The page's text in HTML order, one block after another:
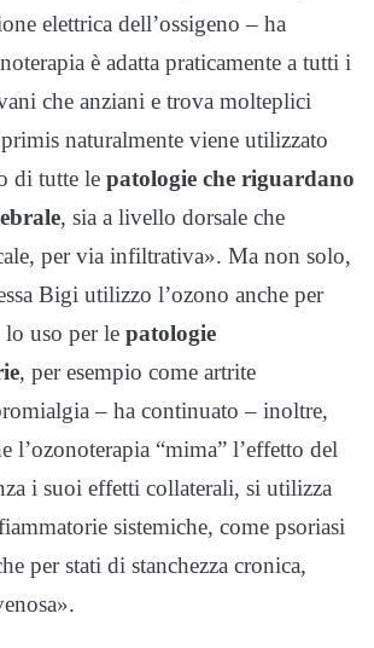
elettrica dell’ossigeno – ha
è adatta praticamente a tutti i
che anziani e trova molteplici
naturalmente viene utilizzato
di tutte le patologie che riguardano
, sia a livello dorsale che
per via infiltrativa». Ma non solo,
Bigi utilizzo l’ozono anche per
uso per le patologie
, per esempio come artrite
– ha continuato – inoltre,
l’ozonoterapia “mima” l’effetto del
i suoi effetti collaterali, si utilizza
sistemiche, come psoriasi
per stati di stanchezza cronica,